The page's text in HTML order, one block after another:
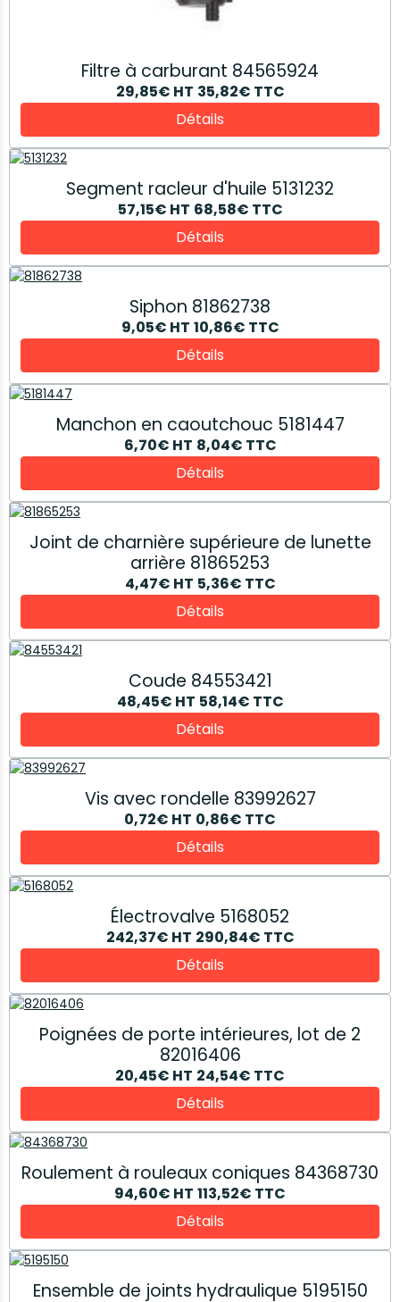
Filtre à carburant 84565924
29,85€ HT 35,82€ TTC
Détails
Segment racleur d'huile 5131232
57,15€ HT 68,58€ TTC
Détails
Siphon 81862738
9,05€ HT 10,86€ TTC
Détails
Manchon en caoutchouc 5181447
6,70€ HT 8,04€ TTC
Détails
Joint de charnière supérieure de lunette
arrière 81865253
4,47€ HT 5,36€ TTC
Détails
Coude 84553421
48,45€ HT 58,14€ TTC
Détails
Vis avec rondelle 83992627
0,72€ HT 0,86€ TTC
Détails
Électrovalve 5168052
242,37€ HT 290,84€ TTC
Détails
Poignées de porte intérieures, lot de 2
82016406
20,45€ HT 24,54€ TTC
Détails
Roulement à rouleaux coniques 84368730
94,60€ HT 113,52€ TTC
Détails
Ensemble de joints hydraulique 5195150